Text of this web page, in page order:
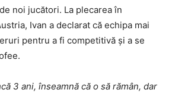
noi jucători. La plecarea în
Ivan a declarat că echipa mai
pentru a fi competitivă și a se
3 ani, înseamnă că o să rămân, dar